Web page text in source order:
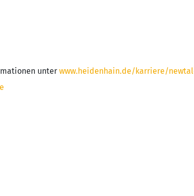
unter www.heidenhain.de/karriere/